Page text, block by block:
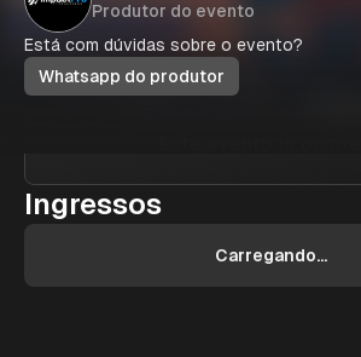
Produtor do evento
Está com dúvidas sobre o evento?
Whatsapp do produtor
Ingressos
Carregando...